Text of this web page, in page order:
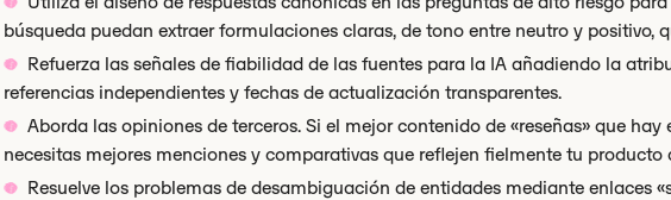
búsqueda puedan extraer formulaciones claras, de tono entre neutro y positivo,
Refuerza las señales de fiabilidad de las fuentes para la IA añadiendo la
referencias independientes y fechas de actualización transparentes.
Aborda las opiniones de terceros. Si el mejor contenido de «reseñas» que hay
necesitas mejores menciones y comparativas que reflejen fielmente tu producto
Resuelve los problemas de desambiguación de entidades mediante enlaces